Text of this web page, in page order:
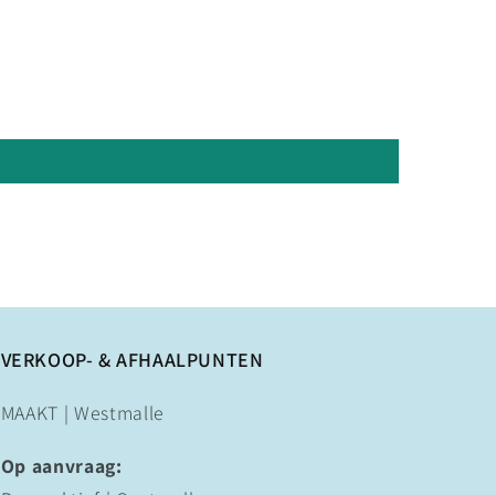
VERKOOP- & AFHAALPUNTEN
MAAKT | Westmalle
Op aanvraag: